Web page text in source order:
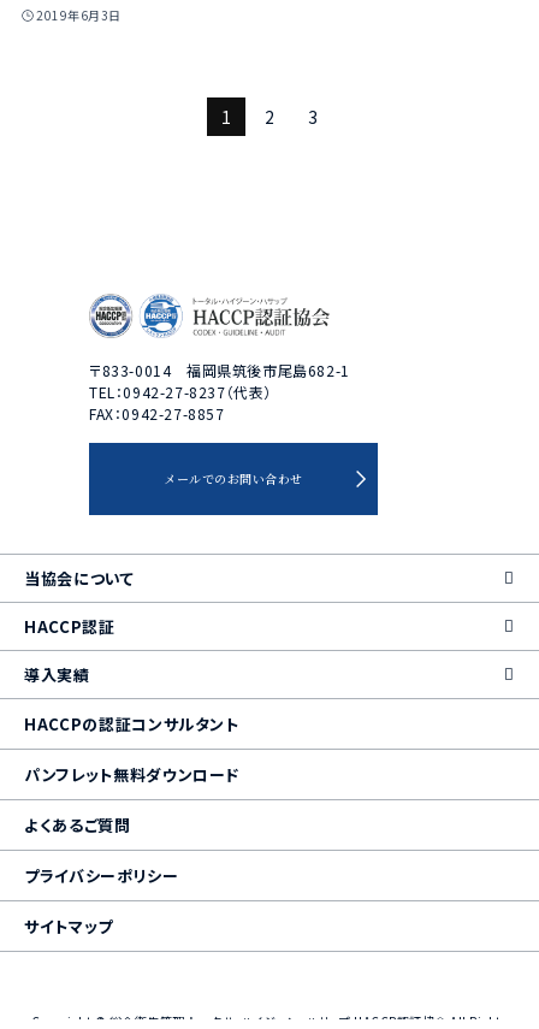
2019年6月3日
1 2 3
〒833-0014 福岡県筑後市尾島682-1
TEL：0942-27-8237（代表）
FAX：0942-27-8857
メールでのお問い合わせ
当協会について
HACCP認証
導入実績
HACCPの認証コンサルタント
パンフレット無料ダウンロード
よくあるご質問
プライバシーポリシー
サイトマップ
Copyright © 総合衛生管理 トータル・ハイジーン・ハサップ HACCP認証協会 All Rights